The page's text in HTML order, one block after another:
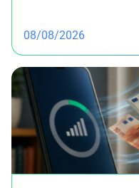
08/08/2026